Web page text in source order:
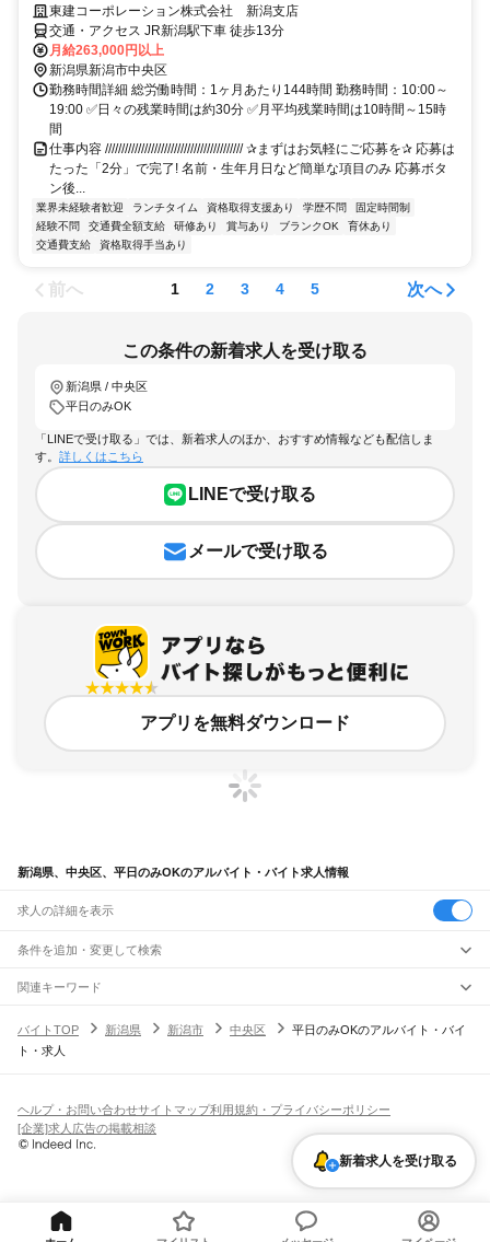
東建コーポレーション株式会社 新潟支店
交通・アクセス JR新潟駅下車 徒歩13分
月給263,000円以上
新潟県新潟市中央区
勤務時間詳細 総労働時間：1ヶ月あたり144時間 勤務時間：10:00～
19:00 ✅日々の残業時間は約30分 ✅月平均残業時間は10時間～15時
間
仕事内容 ////////////////////////////////////////// ✰まずはお気軽にご応募を✰ 応募は
たった「2分」で完了! 名前・生年月日など簡単な項目のみ 応募ボタ
ン後...
業界未経験者歓迎 ランチタイム 資格取得支援あり 学歴不問
固定時間制
経験不問
交通費全額支給 研修あり 賞与あり ブランクOK
育休あり
交通費支給
資格取得手当あり
前へ 1 2 3 4 5 次へ
この条件の新着求人を受け取る
新潟県 / 中央区
平日のみOK
「LINEで受け取る」では、新着求人のほか、おすすめ情報なども配信しま
す。 詳しくはこちら
LINEで受け取る
メールで受け取る
アプリを無料ダウンロード
新潟県、中央区、平日のみOKのアルバイト・バイト求人情報
求人の詳細を表示
条件を追加・変更して検索
市区町村を追加・変更
新潟県すべて
新潟市
糸魚川市妙高市五泉市上越市阿賀野市佐渡市魚沼市南魚沼市胎内市
北蒲原郡西蒲原郡南蒲原郡 南魚沼郡中魚沼郡刈羽郡岩船郡
駅を追加・変更
府屋駅
JR米坂線
坂町駅
豊実駅
津川駅 東下条駅
猿和田駅
五泉駅北五泉駅 東新津駅
職種を追加・変更
飲食・フードサービスすべて
ホールスタッフキッチンスタッフ
パン屋（ベーカリー）
バー（BAR）・バーテンダー
飲食店（店長・マネージャー）
営業テレフォンアポインター（テレアポ） ルートセールス
フードカウンター販売員
アパレル 家電量販店・携帯販売（携帯ショップ）
人気
日払いOK高校生歓迎 髪型・髪色自由
留学生・外国人活躍中
シフト
土日祝のみOK
平日のみOK 週1日からOK 週2・3日からOK 週4日以上OK
雇用形態を追加・変更
派遣社員
業務委託
関連キーワード
バイトTOP
新潟県 新潟市 中央区
平日のみOKのアルバイト・バイ
ト・求人
新着求人を受け取る
ヘルプ・お問い合わせサイトマップ利用規約・プライバシーポリシー
[企業]求人広告の掲載相談